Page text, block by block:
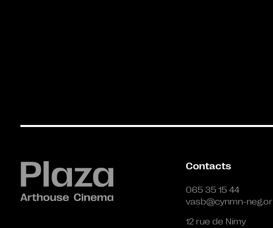
Contacts
065 35 15 44
vasb@cynmn-neg.or
12 rue de Nimy